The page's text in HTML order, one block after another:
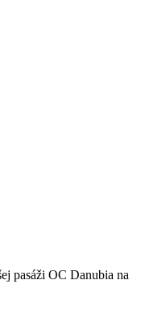
pasáži OC Danubia na